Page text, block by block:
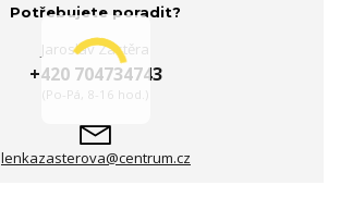
Potřebujete poradit?
Jaroslav Zástěra
+420 704734743
(Po-Pá, 8-16 hod.)
lenkazasterova@centrum.cz